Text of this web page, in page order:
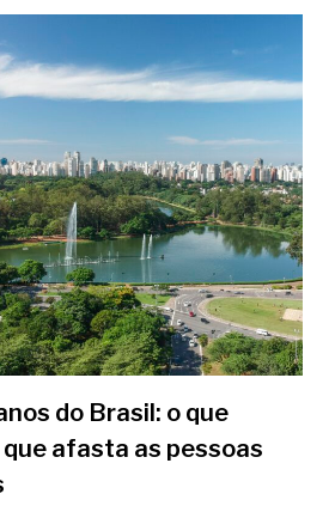
do Brasil: o que
afasta as pessoas